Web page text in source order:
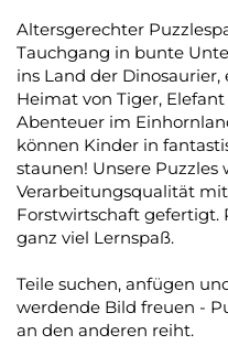
Altersgerechter
Tauchgang in bunte
ins Land der
Heimat von Tiger,
Abenteuer im
können Kinder in
staunen! Unsere
Verarbeitungsqualität
Forstwirtschaft gefertigt.
ganz viel Lernspaß.
Teile suchen, anfügen
werdende Bild freuen -
an den anderen reiht.